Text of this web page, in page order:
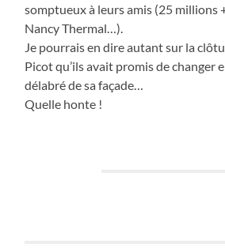
somptueux à leurs amis (25 millions
Nancy Thermal…).
Je pourrais en dire autant sur la
Picot qu’ils avait promis de changer
délabré de sa façade…
Quelle honte !